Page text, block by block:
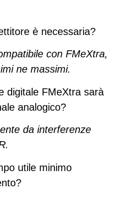
è necessaria?
con FMeXtra,
ne massimi.
digitale FMeXtra sarà
analogico?
da interferenze
utile minimo